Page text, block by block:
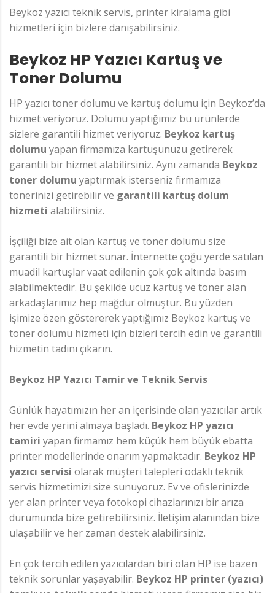
Beykoz yazıcı teknik servis, printer kiralama gibi
hizmetleri için bizlere danışabilirsiniz.
Beykoz HP Yazıcı Kartuş ve
Toner Dolumu
HP yazıcı toner dolumu ve kartuş dolumu için Beykoz’da
hizmet veriyoruz. Dolumu yaptığımız bu ürünlerde
sizlere garantili hizmet veriyoruz. Beykoz kartuş
dolumu yapan firmamıza kartuşunuzu getirerek
garantili bir hizmet alabilirsiniz. Aynı zamanda Beykoz
toner dolumu yaptırmak isterseniz firmamıza
tonerinizi getirebilir ve garantili kartuş dolum
hizmeti alabilirsiniz.
İşçiliği bize ait olan kartuş ve toner dolumu size
garantili bir hizmet sunar. İnternette çoğu yerde satılan
muadil kartuşlar vaat edilenin çok çok altında basım
alabilmektedir. Bu şekilde ucuz kartuş ve toner alan
arkadaşlarımız hep mağdur olmuştur. Bu yüzden
işimize özen göstererek yaptığımız Beykoz kartuş ve
toner dolumu hizmeti için bizleri tercih edin ve garantili
hizmetin tadını çıkarın.
Beykoz HP Yazıcı Tamir ve Teknik Servis
Günlük hayatımızın her an içerisinde olan yazıcılar artık
her evde yerini almaya başladı. Beykoz HP yazıcı
tamiri yapan firmamız hem küçük hem büyük ebatta
printer modellerinde onarım yapmaktadır. Beykoz HP
yazıcı servisi olarak müşteri talepleri odaklı teknik
servis hizmetimizi size sunuyoruz. Ev ve ofislerinizde
yer alan printer veya fotokopi cihazlarınızı bir arıza
durumunda bize getirebilirsiniz. İletişim alanından bize
ulaşabilir ve her zaman destek alabilirsiniz.
En çok tercih edilen yazıcılardan biri olan HP ise bazen
teknik sorunlar yaşayabilir. Beykoz HP printer (yazıcı)